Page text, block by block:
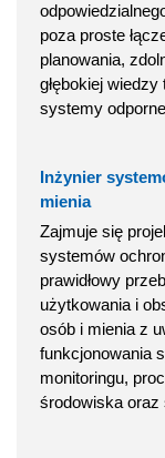
poza proste
planowania,
głębokiej
systemy
Inżynier
mienia
Zajmuje się
systemów
prawidłowy
użytkowania i
osób i mienia z
funkcjonowania
monitoringu,
środowiska